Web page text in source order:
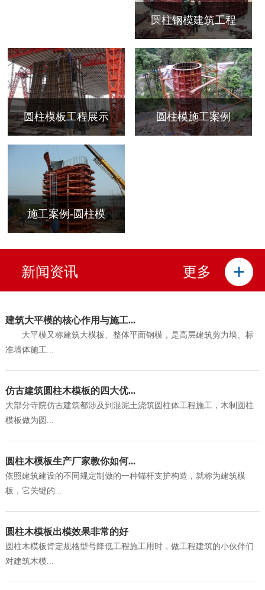
圆柱钢模建筑工程
圆柱模板工程展示 圆柱模施工案例
施工案例-圆柱模
新闻资讯 更多
建筑大平模的核心作用与施工...
大平模又称建筑大模板、整体平面钢模，是高层建筑剪力墙、标
准墙体施工...
仿古建筑圆柱木模板的四大优...
大部分寺院仿古建筑都涉及到混泥土浇筑圆柱体工程施工，木制圆柱
模板做为圆...
圆柱木模板生产厂家教你如何...
依照建筑建设的不同规定制做的一种锚杆支护构造，就称为建筑模
板，它关键的...
圆柱木模板出模效果非常的好
圆柱木模板肯定规格型号降低工程施工用时，做工程建筑的小伙伴们
对建筑木模...